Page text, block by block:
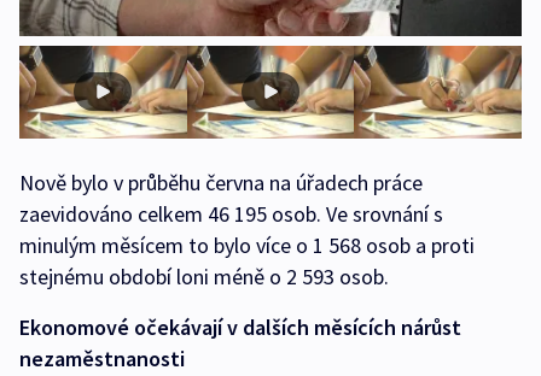
Nově bylo v průběhu června na úřadech práce
zaevidováno celkem 46 195 osob. Ve srovnání s
minulým měsícem to bylo více o 1 568 osob a proti
stejnému období loni méně o 2 593 osob.
Ekonomové očekávají v dalších měsících nárůst
nezaměstnanosti